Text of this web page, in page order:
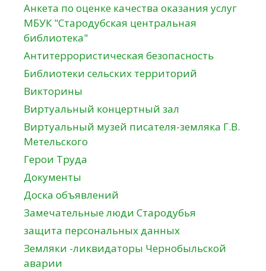
Анкета по оценке качества оказания услуг
МБУК "Стародубская центральная
библиотека"
Антитеррористическая безопасность
Библиотеки сельских территорий
Викторины
Виртуальный концертный зал
Виртуальный музей писателя-земляка Г.В.
Метельского
Герои Труда
Документы
Доска объявлений
Замечательные люди Стародубья
защита персональных данных
Земляки -ликвидаторы Чернобыльской
аварии